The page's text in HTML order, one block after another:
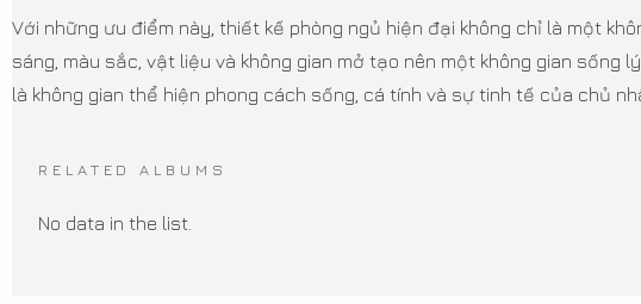
Với những ưu điểm này, thiết kế phòng ngủ hiện đại không chỉ là một
sáng, màu sắc, vật liệu và không gian mở tạo nên một không gian
là không gian thể hiện phong cách sống, cá tính và sự tinh tế của chủ
RELATED ALBUMS
No data in the list.